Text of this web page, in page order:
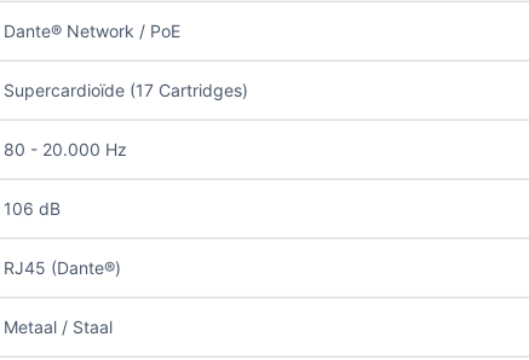
Dante® Network / PoE
Supercardioïde (17 Cartridges)
80 - 20.000 Hz
106 dB
RJ45 (Dante®)
Metaal / Staal